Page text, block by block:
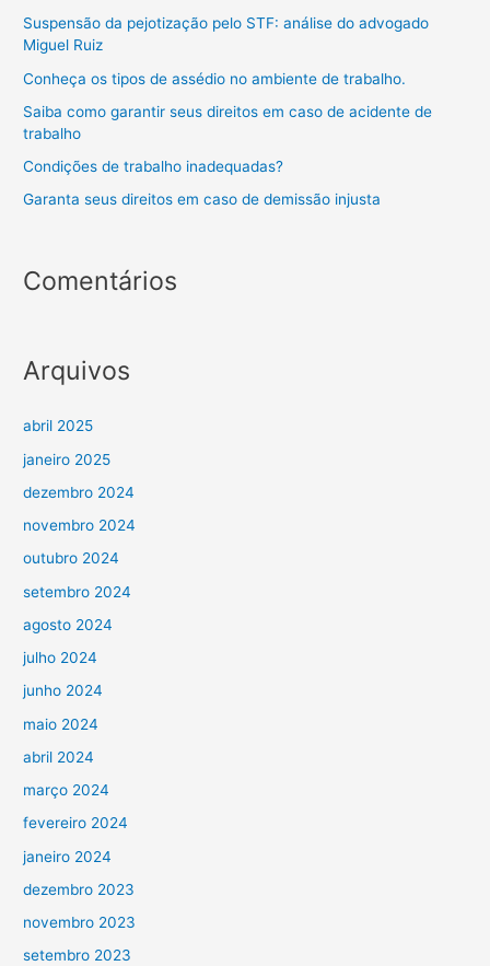
Suspensão da pejotização pelo STF: análise do advogado
Miguel Ruiz
Conheça os tipos de assédio no ambiente de trabalho.
Saiba como garantir seus direitos em caso de acidente de
trabalho
Condições de trabalho inadequadas?
Garanta seus direitos em caso de demissão injusta
Comentários
Arquivos
abril 2025
janeiro 2025
dezembro 2024
novembro 2024
outubro 2024
setembro 2024
agosto 2024
julho 2024
junho 2024
maio 2024
abril 2024
março 2024
fevereiro 2024
janeiro 2024
dezembro 2023
novembro 2023
setembro 2023